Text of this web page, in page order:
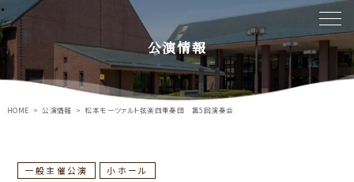
公演情報
HOME 公演情報 松本モーツァルト弦楽四重奏団 第5回演奏会
一般主催公演 小ホール